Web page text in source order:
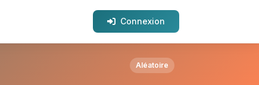
Connexion
Aléatoire